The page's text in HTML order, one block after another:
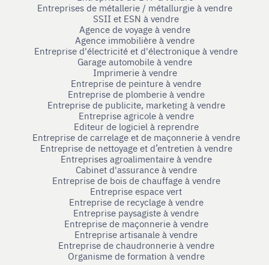
Entreprises de métallerie / métallurgie à vendre
SSII et ESN à vendre
Agence de voyage à vendre
Agence immobilière à vendre
Entreprise d'électricité et d'électronique à vendre
Garage automobile à vendre
Imprimerie à vendre
Entreprise de peinture à vendre
Entreprise de plomberie à vendre
Entreprise de publicite, marketing à vendre
Entreprise agricole à vendre
Editeur de logiciel à reprendre
Entreprise de carrelage et de maçonnerie à vendre
Entreprise de nettoyage et d’entretien à vendre
Entreprises agroalimentaire à vendre
Cabinet d'assurance à vendre
Entreprise de bois de chauffage à vendre
Entreprise espace vert
Entreprise de recyclage à vendre
Entreprise paysagiste à vendre
Entreprise de maçonnerie à vendre
Entreprise artisanale à vendre
Entreprise de chaudronnerie à vendre
Organisme de formation à vendre